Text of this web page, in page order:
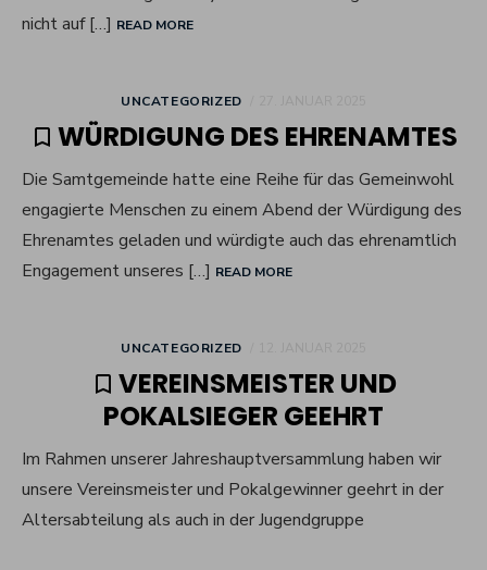
nicht auf […] READ MORE
UNCATEGORIZED
WÜRDIGUNG DES EHRENAMTES
Die Samtgemeinde hatte eine Reihe für das Gemeinwohl
engagierte Menschen zu einem Abend der Würdigung des
Ehrenamtes geladen und würdigte auch das ehrenamtlich
Engagement unseres […] READ MORE
UNCATEGORIZED
VEREINSMEISTER UND
POKALSIEGER GEEHRT
Im Rahmen unserer Jahreshauptversammlung haben wir
unsere Vereinsmeister und Pokalgewinner geehrt in der
Altersabteilung als auch in der Jugendgruppe